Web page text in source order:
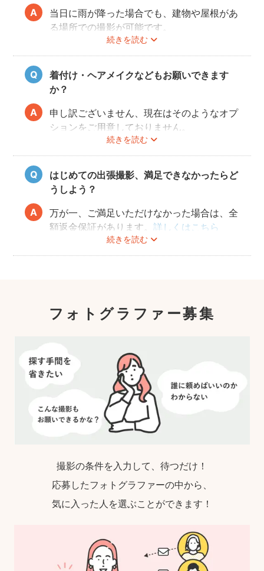
続きを読む
当日に雨が降った場合でも、建物や屋根があ
る場所での撮影が可能です。
また、撮影の実施が難しいと判断される天候
不良の場合は、事前にフォトグラファーと決
行もしくは日時変更を相談してください。
日時変更方法は
こちら をご参照ください。
着付け・ヘアメイクなどもお願いできます
か？
続きを読む
申し訳ございません、現在はそのようなオプ
ションをご用意しておりません。
はじめての出張撮影、満足できなかったらど
うしよう？
続きを読む
万が一、ご満足いただけなかった場合は、全
額返金保証があります。詳しくはこちら
フォトグラファー募集
撮影の条件を入力して、待つだけ！
応募したフォトグラファーの中から、
気に入った人を選ぶことができます！